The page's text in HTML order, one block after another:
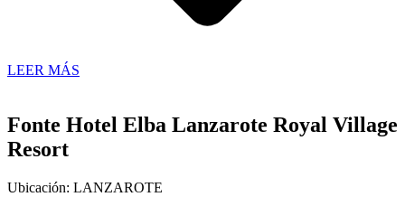
LEER MÁS
Fonte Hotel Elba Lanzarote Royal Village
Resort
Ubicación: LANZAROTE